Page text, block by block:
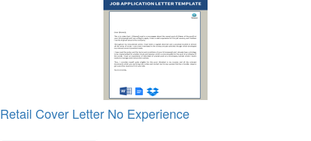
Retail Cover Letter No Experience